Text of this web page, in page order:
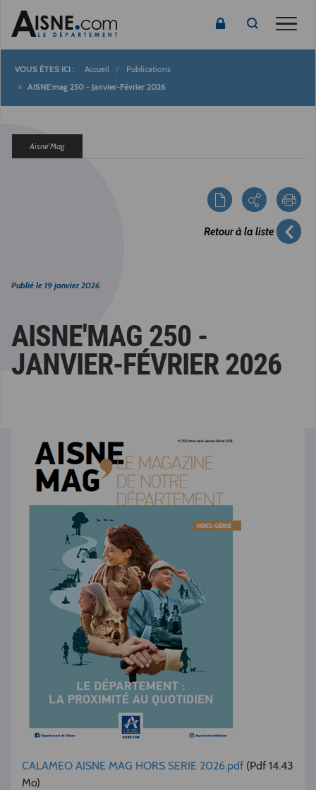
Fil
Accueil
Publications
AISNE'mag 250 - Janvier-Février 2026
Aisne'Mag
Retour à la liste
Publié le 19 janvier 2026
AISNE'MAG 250 -
JANVIER-FÉVRIER 2026
CALAMEO AISNE MAG HORS SERIE 2026.pdf (Pdf 14.43
Mo)